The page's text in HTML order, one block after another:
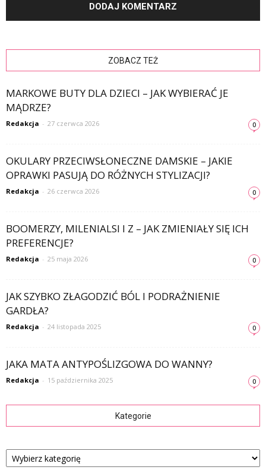
ZOBACZ TEŻ
MARKOWE BUTY DLA DZIECI – JAK WYBIERAĆ JE
MĄDRZE?
Redakcja - 27 czerwca 2026 0
OKULARY PRZECIWSŁONECZNE DAMSKIE – JAKIE
OPRAWKI PASUJĄ DO RÓŻNYCH STYLIZACJI?
Redakcja - 26 czerwca 2026 0
BOOMERZY, MILENIALSI I Z – JAK ZMIENIAŁY SIĘ ICH
PREFERENCJE?
Redakcja - 25 maja 2026 0
JAK SZYBKO ZŁAGODZIĆ BÓL I PODRAŻNIENIE
GARDŁA?
Redakcja - 24 listopada 2025 0
JAKA MATA ANTYPOŚLIZGOWA DO WANNY?
Redakcja - 15 października 2025 0
Kategorie
Kategorie